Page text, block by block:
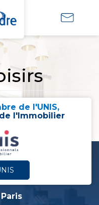
de l'UNIS,
l'Immobilier